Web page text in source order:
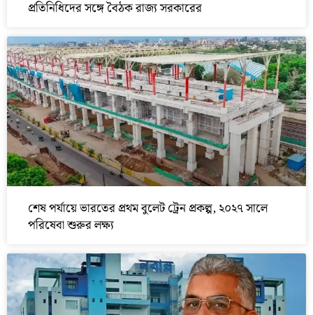
প্রতিনিধিদের সঙ্গে বৈঠক রাজ্য সরকারের
শেষ পর্যায়ে ভারতের প্রথম বুলেট ট্রেন প্রকল্প, ২০২৭ সালে
পরিষেবা শুরুর লক্ষ্য